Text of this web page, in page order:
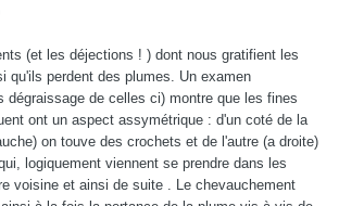
(et les déjections ! ) dont nous gratifient les
qu'ils perdent des plumes. Un examen
dégraissage de celles ci) montre que les fines
ont un aspect assymétrique : d'un coté de la
on touve des crochets et de l'autre (a droite)
logiquement viennent se prendre dans les
voisine et ainsi de suite . Le chevauchement